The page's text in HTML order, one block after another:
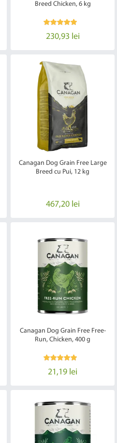
Breed Chicken, 6 kg
230,93 lei
Canagan Dog Grain Free Large
Breed cu Pui, 12 kg
467,20 lei
Canagan Dog Grain Free Free-
Run, Chicken, 400 g
21,19 lei